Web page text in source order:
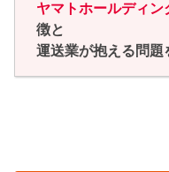
ヤマトホールディン
徴と
運送業が抱える問題